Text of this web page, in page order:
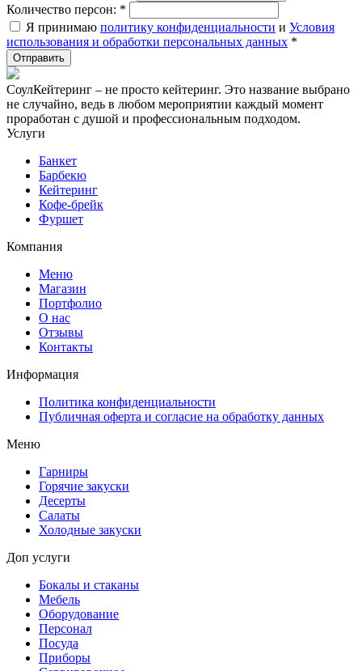
Количество персон: *
Я принимаю политику конфиденциальности и Условия
использования и обработки персональных данных *
СоулКейтеринг – не просто кейтеринг. Это название выбрано
не случайно, ведь в любом мероприятии каждый момент
проработан с душой и профессиональным подходом.
Услуги
Банкет
Барбекю
Кейтеринг
Кофе-брейк
Фуршет
Компания
Меню
Магазин
Портфолио
О нас
Отзывы
Контакты
Информация
Политика конфиденциальности
Публичная оферта и согласие на обработку данных
Меню
Гарниры
Горячие закуски
Десерты
Салаты
Холодные закуски
Доп услуги
Бокалы и стаканы
Мебель
Оборудование
Персонал
Посуда
Приборы